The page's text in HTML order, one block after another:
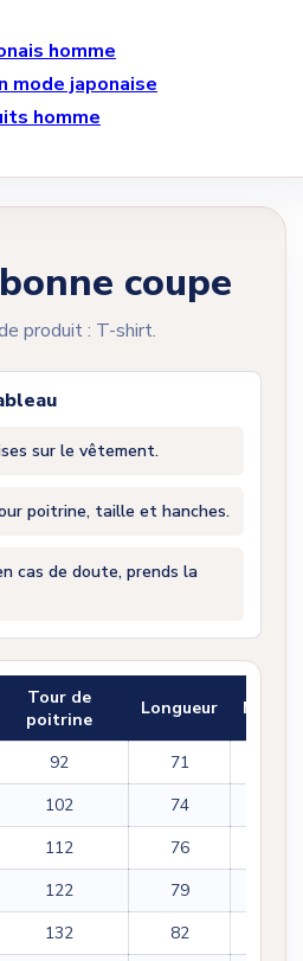
homme
mode japonaise
homme
coupe
produit : T-shirt.
sur le vêtement.
poitrine, taille et hanches.
cas de doute, prends la
Tour de
poitrine
Longueur
92 71
102 74
112 76
122 79
132 82